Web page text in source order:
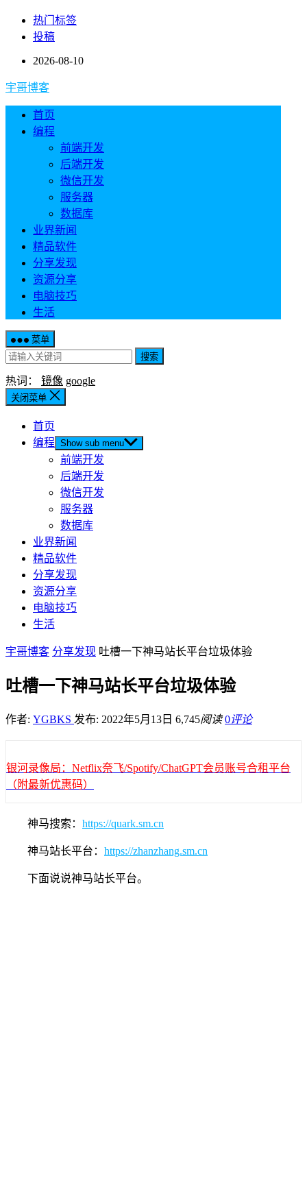
热门标签
投稿
2026-08-10
宇哥博客
首页
编程
前端开发
后端开发
微信开发
服务器
数据库
业界新闻
精品软件
分享发现
资源分享
电脑技巧
生活
菜单
搜索
热词： 镜像 google
关闭菜单
首页
编程 Show sub menu
前端开发
后端开发
微信开发
服务器
数据库
业界新闻
精品软件
分享发现
资源分享
电脑技巧
生活
宇哥博客 分享发现 吐槽一下神马站长平台垃圾体验
吐槽一下神马站长平台垃圾体验
作者: YGBKS 发布: 2022年5月13日 6,745阅读 0评论
银河录像局：Netflix奈飞/Spotify/ChatGPT会员账号合租平台
（附最新优惠码）
神马搜索： https://quark.sm.cn
神马站长平台： https://zhanzhang.sm.cn
下面说说神马站长平台。